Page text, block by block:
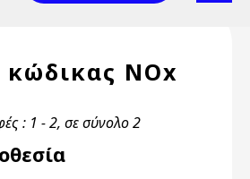
κώδικας NOx
: 1 - 2, σε σύνολο 2